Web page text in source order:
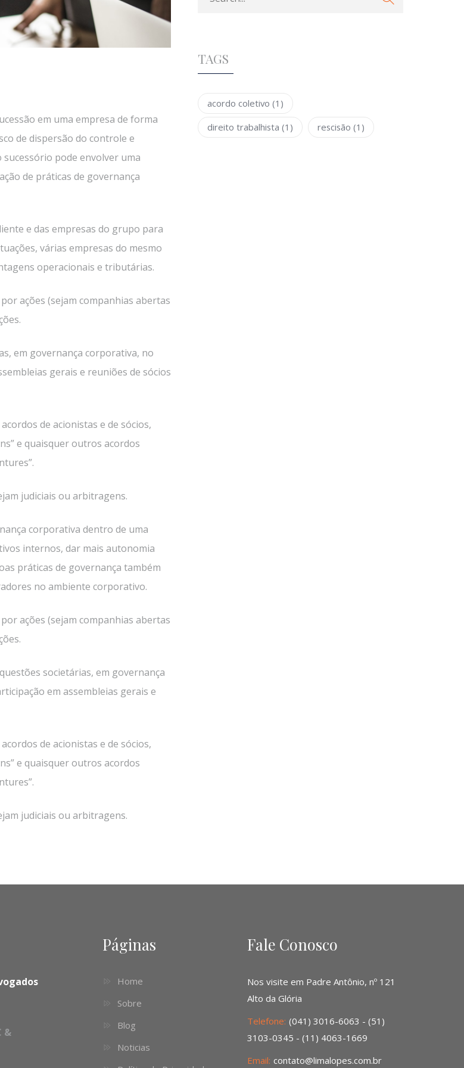
em uma empresa de forma
de dispersão do controle e
pode envolver uma
de práticas de governança
e das empresas do grupo para
várias empresas do mesmo
operacionais e tributárias.
ações (sejam companhias abertas
em governança corporativa, no
gerais e reuniões de sócios
de acionistas e de sócios,
e quaisquer outros acordos
judiciais ou arbitragens.
corporativa dentro de uma
internos, dar mais autonomia
práticas de governança também
no ambiente corporativo.
ações (sejam companhias abertas
societárias, em governança
em assembleias gerais e
de acionistas e de sócios,
e quaisquer outros acordos
judiciais ou arbitragens.
TAGS
acordo coletivo (1)
direito trabalhista (1) rescisão (1)
&
Páginas
Home
Sobre
Blog
Noticias
Fale Conosco
Nos visite em Padre Antônio, nº 121
Alto da Glória
Telefone: (041) 3016-6063 - (51)
3103-0345 - (11) 4063-1669
Email: contato@limalopes.com.br